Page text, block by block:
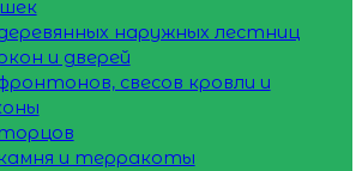
наружных лестниц
и дверей
свесов кровли и
и терракоты